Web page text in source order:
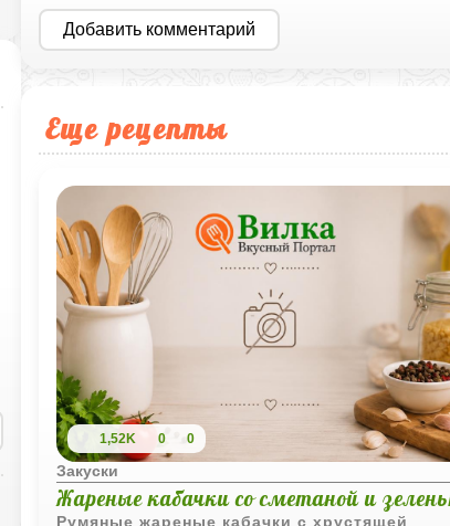
Добавить комментарий
Еще рецепты
1,52K 0 0
Закуски
Жареные кабачки со сметаной и
Румяные жареные кабачки с хрустящей